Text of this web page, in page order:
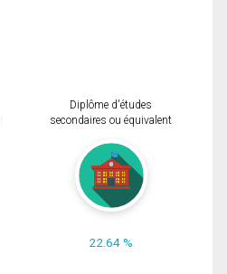
Diplôme d'études
secondaires ou équivalent
22.64 %